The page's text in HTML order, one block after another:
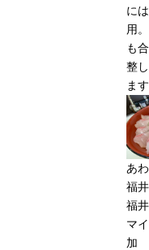
に
用
も
整
ま
あ
福
福
マ
加